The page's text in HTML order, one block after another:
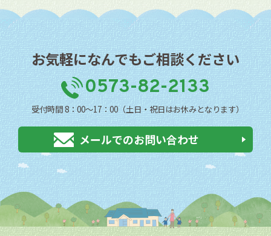
お気軽になんでもご相談ください
0573-82-2133
受付時間 8：00〜17：00（土日・祝日はお休みとなります）
メールでのお問い合わせ